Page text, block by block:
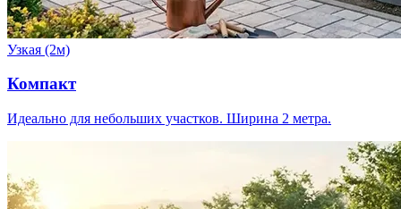
Узкая (2м)
Компакт
Идеально для небольших участков. Ширина 2 метра.